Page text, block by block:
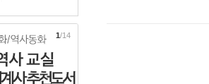
2/14